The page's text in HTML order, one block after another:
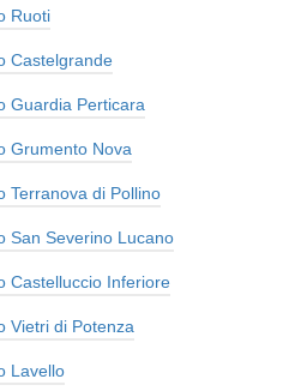
Ruoti
Castelgrande
Guardia Perticara
Grumento Nova
Terranova di Pollino
San Severino Lucano
Castelluccio Inferiore
Vietri di Potenza
Lavello